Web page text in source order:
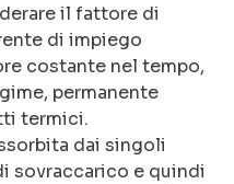
il fattore di
di impiego
costante nel tempo,
permanente
termici.
dai singoli
sovraccarico e quindi